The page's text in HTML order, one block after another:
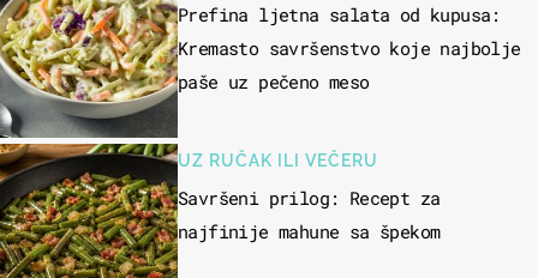
Prefina ljetna salata od kupusa:
Kremasto savršenstvo koje najbolje
paše uz pečeno meso
UZ RUČAK ILI VEČERU
Savršeni prilog: Recept za
najfinije mahune sa špekom